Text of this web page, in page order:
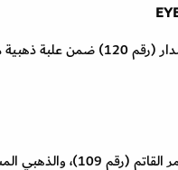
الإصدار أيضاً.